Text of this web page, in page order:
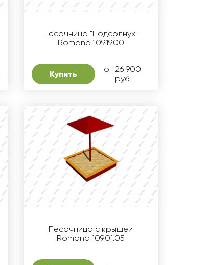
Песочница "Подсолнух"
Romana 109.19.00
Купить
от 26 900
руб.
Песочница с крышей
Romana 109.01.05